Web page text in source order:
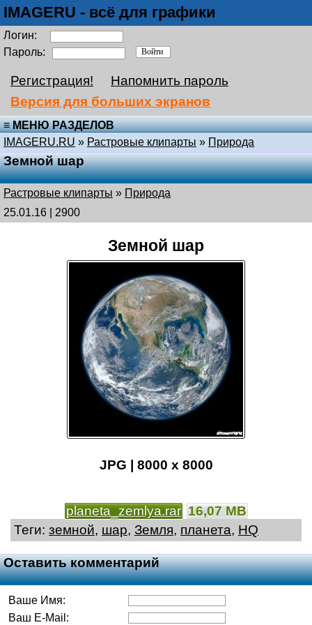
IMAGERU - всё для графики
Логин:
Пароль:
Регистрация!
Напомнить пароль
Версия для больших экранов
≡ МЕНЮ РАЗДЕЛОВ
IMAGERU.RU » Растровые клипарты » Природа
Земной шар
Растровые клипарты » Природа
25.01.16 | 2900
Земной шар
JPG | 8000 x 8000
planeta_zemlya.rar 16,07 MB
Теги: земной, шар, Земля, планета, HQ
Оставить комментарий
Ваше Имя:
Ваш E-Mail: